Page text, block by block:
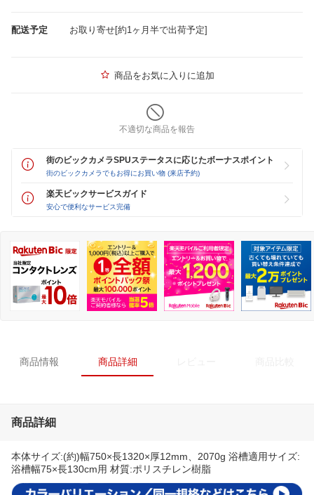
配送予定 お取り寄せ[約1ヶ月半で出荷予定]
商品をお気に入りに追加
不適切な商品を報告
街のビックカメラSPUステータスに応じたボーナスポイント
街のビックカメラでもお得にお買い物 (来店予約)
楽天ビックサービスガイド
安心で便利なサービス完備
商品情報 商品詳細
商品詳細
本体サイズ:(約)幅750×長1320×厚12mm、2070g 浴槽適用サイズ:
浴槽幅75×長130cm用 材質:ポリスチレン樹脂